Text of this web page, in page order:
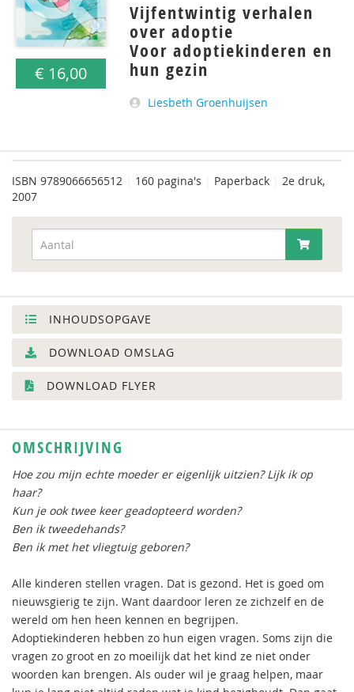
€ 16,00
Vijfentwintig verhalen
over adoptie
Voor adoptiekinderen en
hun gezin
Liesbeth Groenhuijsen
ISBN 9789066656512 160 pagina's Paperback
2e druk,
2007
INHOUDSOPGAVE
DOWNLOAD OMSLAG
DOWNLOAD FLYER
OMSCHRIJVING
Hoe zou mijn echte moeder er eigenlijk uitzien? Lijk ik op
haar?
Kun je ook twee keer geadopteerd worden?
Ben ik tweedehands?
Ben ik met het vliegtuig geboren?
Alle kinderen stellen vragen. Dat is gezond. Het is goed om
nieuwsgierig te zijn. Want daardoor leren ze zichzelf en de
wereld om hen heen kennen en begrijpen.
Adoptiekinderen hebben zo hun eigen vragen. Soms zijn die
vragen zo groot en zo moeilijk dat het kind ze niet onder
woorden kan brengen. Als ouder wil je graag helpen, maar